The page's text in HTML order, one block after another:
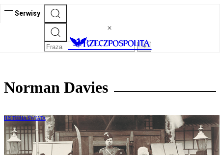
Serwisy
Norman Davies
HISTORIA ŚWIATA
Norman Davies: Chiny zajęły miejsce
Rosji jako głównego światowego rywala